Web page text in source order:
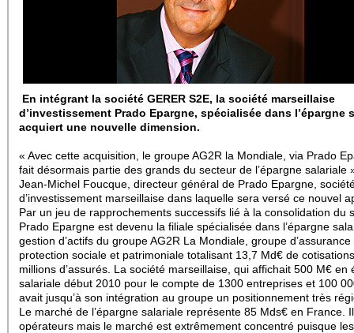
En intégrant la société GERER S2E, la société marseillaise
d’investissement Prado Epargne, spécialisée dans l’épargne
acquiert une nouvelle dimension.
« Avec cette acquisition, le groupe AG2R la Mondiale, via Prado
fait désormais partie des grands du secteur de l’épargne salariale
Jean-Michel Foucque, directeur général de Prado Epargne,
d’investissement marseillaise dans laquelle sera versé ce nouvel
Par un jeu de rapprochements successifs lié à la consolidation du
Prado Epargne est devenu la filiale spécialisée dans l’épargne
gestion d’actifs du groupe AG2R La Mondiale, groupe d’assurance
protection sociale et patrimoniale totalisant 13,7 Md€ de
millions d’assurés. La société marseillaise, qui affichait 500 M€ en
salariale début 2010 pour le compte de 1300 entreprises et 100
avait jusqu’à son intégration au groupe un positionnement très
Le marché de l’épargne salariale représente 85 Mds€ en France.
opérateurs mais le marché est extrêmement concentré puisque